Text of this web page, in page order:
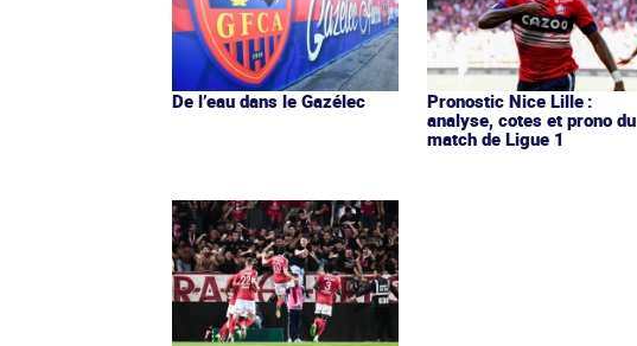
De l’eau dans le Gazélec
Pronostic Nice Lille :
analyse, cotes et prono du
match de Ligue 1